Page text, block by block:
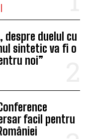
despre duelul cu
sintetic va fi o
noi”
facil pentru